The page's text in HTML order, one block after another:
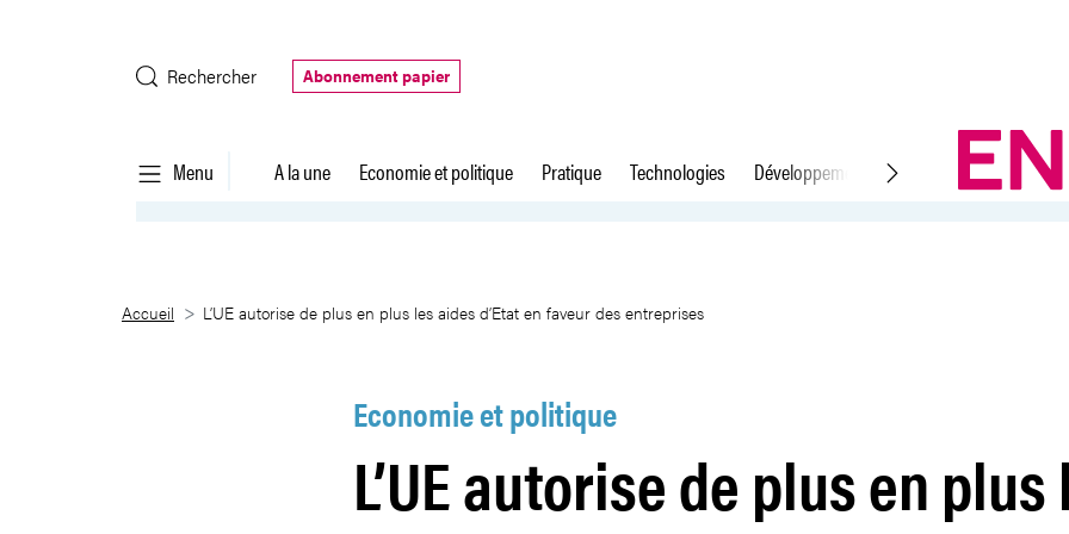
Rechercher
Abonnement papier
Menu A la une Economie et politique Pratique Technologies Développement durable Droit du travail
L’UE autorise de plus en plus les aides d’Etat en faveur des
Accueil L’UE autorise de plus en plus les aides d’Etat en faveur des entreprises
Economie et politique
L’UE autorise de plus en plus